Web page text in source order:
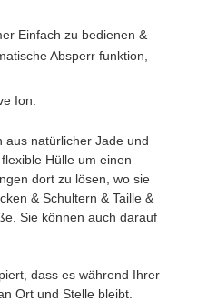
Einfach zu bedienen &
Absperr funktion,
Ion.
aus natürlicher Jade und
Hülle um einen
dort zu lösen, wo sie
& Schultern & Taille &
Sie können auch darauf
dass es während Ihrer
Ort und Stelle bleibt.